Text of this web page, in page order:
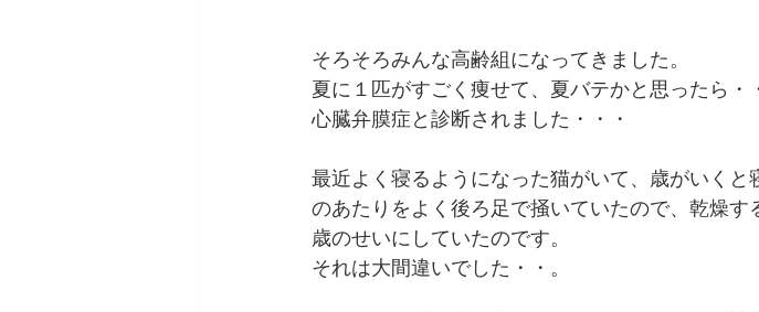
そろそろみんな高齢組になってきました。
夏に１匹がすごく痩せて、夏バテかと思ったら・
心臓弁膜症と診断されました・・・
最近よく寝るようになった猫がいて、歳がいく
のあたりをよく後ろ足で掻いていたので、乾燥
歳のせいにしていたのです。
それは大間違いでした・・。